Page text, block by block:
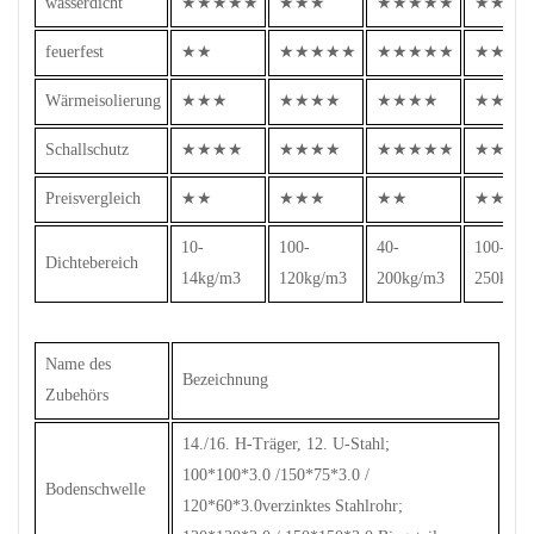
feuerfest ★★ ★★★★★ ★★★★★
Wärmeisolierung ★★★ ★★★★ ★★★★
Schallschutz ★★★★ ★★★★ ★★★★★
Preisvergleich ★★ ★★★ ★★
Dichtebereich
10-
14kg/m3
100-
120kg/m3
40-
200kg/m3
100-
250kg/
Name des
Zubehörs
Bezeichnung
Bodenschwelle
14./16. H-Träger, 12. U-Stahl;
100*100*3.0 /150*75*3.0 /
120*60*3.0verzinktes Stahlrohr;